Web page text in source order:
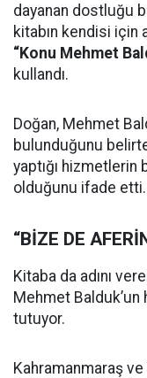
dayanan dostluğu
kitabın kendisi için
“Konu Mehmet
kullandı.
Doğan, Mehmet
bulunduğunu
yaptığı hizmetlerin
olduğunu ifade etti.
“BİZE DE
Kitaba da adını
Mehmet Balduk’un
tutuyor.
Kahramanmaraş